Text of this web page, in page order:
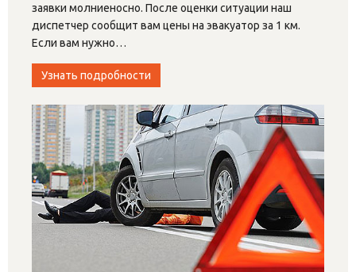
заявки молниеносно. После оценки ситуации наш
диспетчер сообщит вам цены на эвакуатор за 1 км.
Если вам нужно…
Узнать подробности